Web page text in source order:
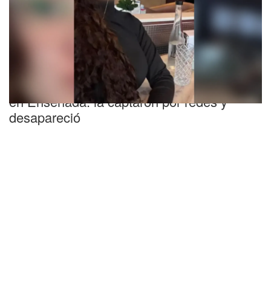
Intensa búsqueda de una nena de 15 años
en Ensenada: la captaron por redes y
desapareció